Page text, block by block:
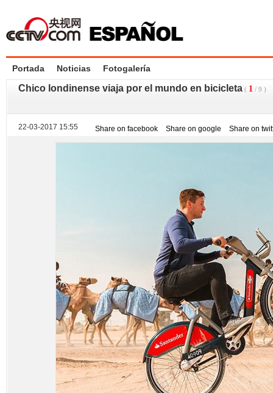
Portada Noticias Fotogalería
Chico londinense viaja por el mundo en bicicleta ( 1 / 9 )
22-03-2017 15:55 Share on facebook Share on google Share on